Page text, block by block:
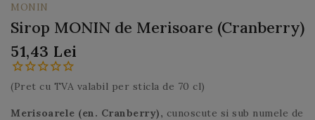
MONIN
Sirop MONIN de Merisoare (Cranberry)
51,43 Lei
(Pret cu TVA valabil per sticla de 70 cl)
Merisoarele (en. Cranberry), cunoscute si sub numele de